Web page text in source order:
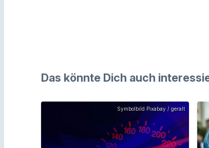
Das könnte Dich auch
Symbolbild Pixabay / geralt